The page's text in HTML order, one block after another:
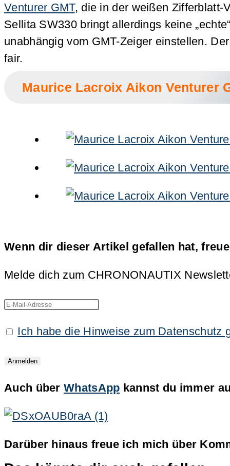
Venturer GMT, die in der weißen Zifferblatt-
Sellita SW330 bringt allerdings keine
unabhängig vom GMT-Zeiger einstellen.
fair.
Maurice Lacroix Aikon Venturer
Wenn dir dieser Artikel gefallen hat,
Melde dich zum CHRONONAUTIX
Ich habe die Hinweise zum Datenschutz
Auch überWhatsApp kannst du immer
Darüber hinaus freue ich mich über